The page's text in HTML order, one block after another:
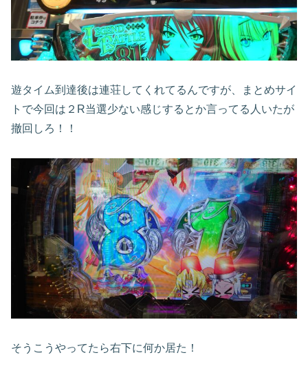
遊タイム到達後は連荘してくれてるんですが、まとめサイ
トで今回は２R当選少ない感じするとか言ってる人いたが
撤回しろ！！
そうこうやってたら右下に何か居た！